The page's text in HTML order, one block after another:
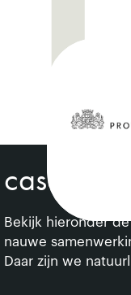
cases
Bekijk hieronder
nauwe
Daar zijn we